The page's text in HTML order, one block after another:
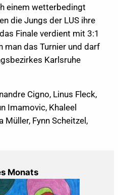
einem wetterbedingt
die Jungs der LUS ihre
Finale verdient mit 3:1
man das Turnier und darf
Karlsruhe
Cigno, Linus Fleck,
Imamovic, Khaleel
Müller, Fynn Scheitzel,
Monats